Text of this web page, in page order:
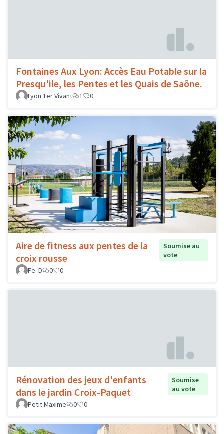
Fontaines Aux Lyon: Accès Eau Potable sur la
Presqu'ile, les Pentes et les Quais de Saône.
Lyon 1er Vivant 1 0
Aire de fitness aux pentes de la
croix rousse
Soumise au
vote
Fe. D
0 0
Rénovation des jeux d'enfants
dans le jardin Croix-Paquet
Soumise
au vote
Petit Maxime
0 0